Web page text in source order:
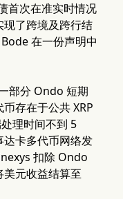
首次在准实时情况
了跨境及跨行结
在一份声明中
部分 Ondo 短期
存在于公共 XRP
理时间不到 5
卡多代币网络发
扣除 Ondo
元收益结算至